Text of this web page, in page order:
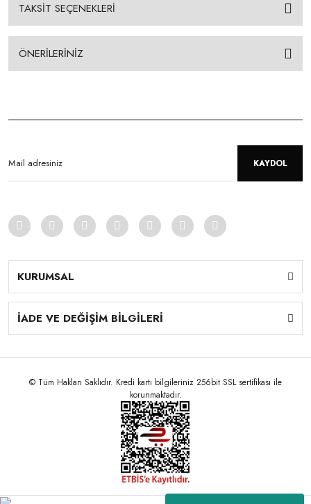
TAKSİT SEÇENEKLERİ
ÖNERİLERİNİZ
KAYDOL
KURUMSAL
İADE VE DEĞİŞİM BİLGİLERİ
© Tüm Hakları Saklıdır. Kredi kartı bilgileriniz 256bit SSL sertifikası ile
korunmaktadır.